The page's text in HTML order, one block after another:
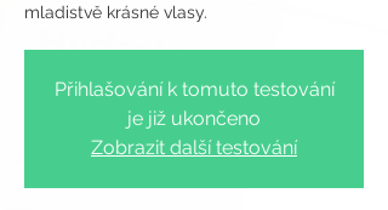
Přihlašování k tomuto testování
je již ukončeno
Zobrazit další testování